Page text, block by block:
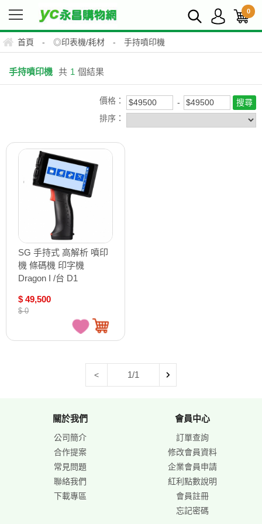
0
首頁 - ◎印表機/耗材 - 手持噴印機
手持噴印機 共 1 個結果
價格：
排序：
SG 手持式 高解析 噴印
機 條碼機 印字機
Dragon I /台 D1
$ 49,500
$ 0
< 1/1
關於我們
公司簡介
合作提案
常見問題
聯絡我們
下載專區
會員中心
訂單查詢
修改會員資料
企業會員申請
紅利點數說明
會員註冊
忘記密碼